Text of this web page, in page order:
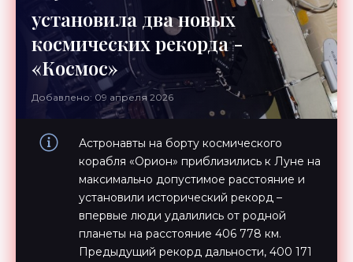
установила два новых
космических рекорда -
«Космос»
Добавлено: 09 апреля 2026
Астронавты на борту космического
корабля «Орион» приблизились к Луне на
максимально допустимое расстояние и
установили исторический рекорд –
впервые люди удалились от родной
планеты на расстояние 406 778 км.
Предыдущий рекорд дальности, 400 171